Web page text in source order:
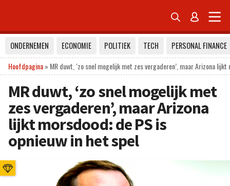
 
ONDERNEMEN ECONOMIE POLITIEK TECH
PERSONAL FINANCE
Hoofdpagina» MR duwt, ‘zo snel mogelijk met zes vergaderen’, maar Arizona
MR duwt, ‘zo snel mogelijk met
zes vergaderen’, maar Arizona
lijkt morsdood: de PS is
opnieuw in het spel